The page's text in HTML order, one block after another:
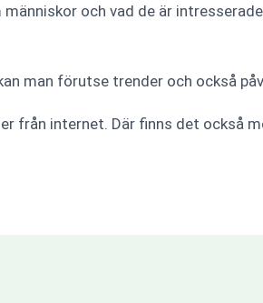
och vad de är
man förutse trender och också
från internet. Där finns det också